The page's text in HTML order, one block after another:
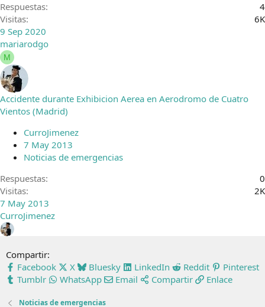
Respuestas
4
Visitas
6K
9 Sep 2020
mariarodgo
M
Accidente durante Exhibicion Aerea en Aerodromo de Cuatro
Vientos (Madrid)
CurroJimenez
7 May 2013
Noticias de emergencias
Respuestas
0
Visitas
2K
7 May 2013
CurroJimenez
Compartir:
Facebook
X Bluesky LinkedIn Reddit
Pinterest
Tumblr
WhatsApp Email Compartir Enlace
Noticias de emergencias